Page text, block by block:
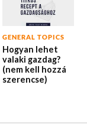
GENERAL TOPICS
Hogyan lehet
valaki gazdag?
(nem kell hozzá
szerencse)